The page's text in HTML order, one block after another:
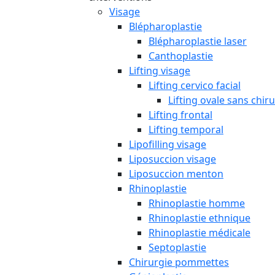
Visage
Blépharoplastie
Blépharoplastie laser
Canthoplastie
Lifting visage
Lifting cervico facial
Lifting ovale sans
Lifting frontal
Lifting temporal
Lipofilling visage
Liposuccion visage
Liposuccion menton
Rhinoplastie
Rhinoplastie homme
Rhinoplastie ethnique
Rhinoplastie médicale
Septoplastie
Chirurgie pommettes